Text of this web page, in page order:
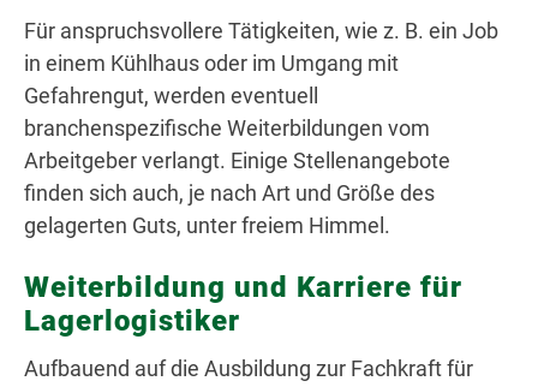
Für anspruchsvollere Tätigkeiten, wie z. B. ein Job
in einem Kühlhaus oder im Umgang mit
Gefahrengut, werden eventuell
branchenspezifische Weiterbildungen vom
Arbeitgeber verlangt. Einige Stellenangebote
finden sich auch, je nach Art und Größe des
gelagerten Guts, unter freiem Himmel.
Weiterbildung und Karriere für
Lagerlogistiker
Aufbauend auf die Ausbildung zur Fachkraft für